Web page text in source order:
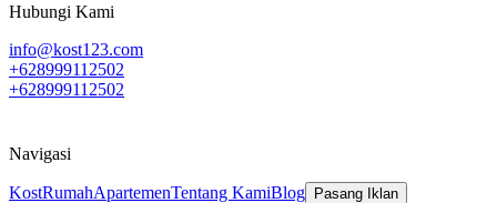
Hubungi Kami
info@kost123.com
+628999112502
+628999112502
Navigasi
KostRumahApartemenTentang KamiBlog Pasang Iklan